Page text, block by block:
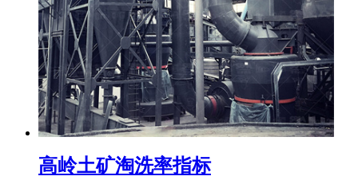
高岭土矿淘洗率指标